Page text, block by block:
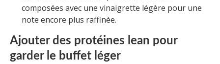
composées avec une vinaigrette légère pour une
note encore plus raffinée.
Ajouter des protéines lean pour
garder le buffet léger